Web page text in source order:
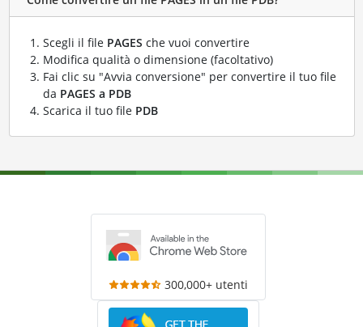
Scegli il file PAGES che vuoi convertire
Modifica qualità o dimensione (facoltativo)
Fai clic su "Avvia conversione" per convertire il tuo file
da PAGES a PDB
Scarica il tuo file PDB
300,000+ utenti